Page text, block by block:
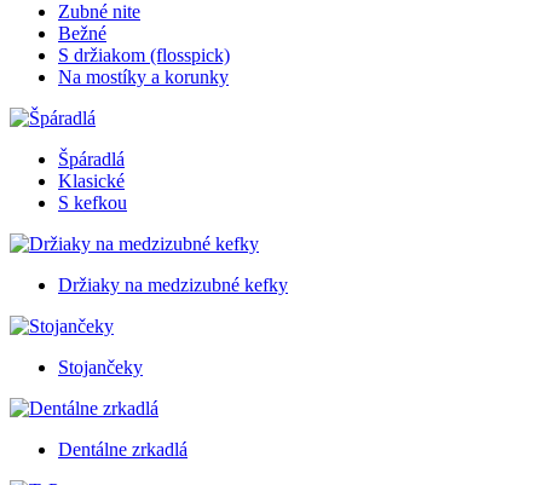
Zubné nite
Bežné
S držiakom (flosspick)
Na mostíky a korunky
Špáradlá
Klasické
S kefkou
Držiaky na medzizubné kefky
Stojančeky
Dentálne zrkadlá